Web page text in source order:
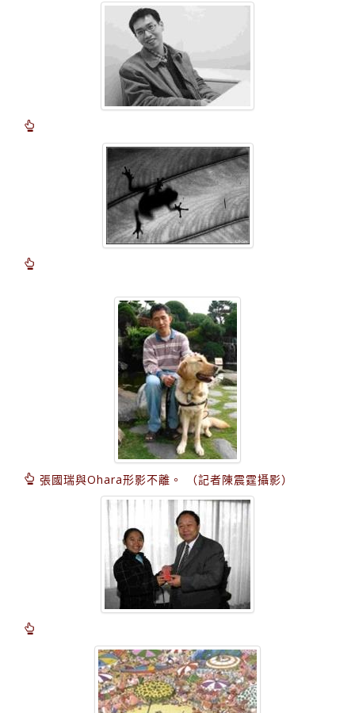
張國瑞與Ohara形影不離。 （記者陳震霆攝影）